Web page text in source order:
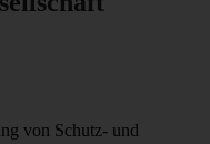
von Schutz- und